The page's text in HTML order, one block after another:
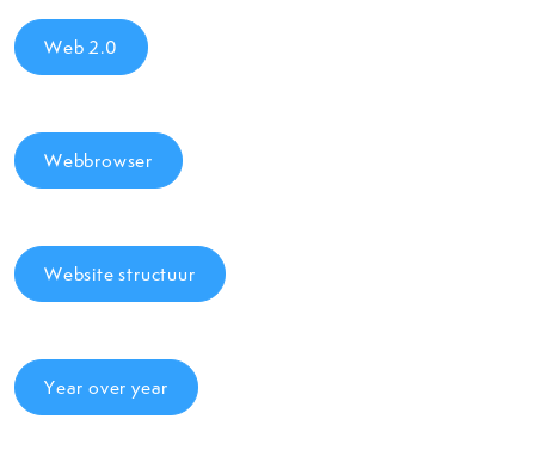
Web 2.0
Webbrowser
Website structuur
Year over year